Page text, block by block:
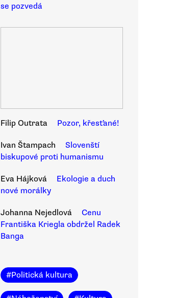
se pozvedá
Filip Outrata Pozor, křesťané!
Ivan Štampach
Slovenští
biskupové proti humanismu
Eva Hájková
Ekologie a duch
nové morálky
Johanna Nejedlová
Cenu
Františka Kriegla obdržel Radek
Banga
#Politická kultura